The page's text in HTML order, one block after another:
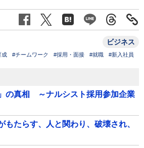
ビジネス
成 #チームワーク #採用・面接 #就職 #新入社員
の真相 ～ナルシスト採用参加企業
もたらす、人と関わり、破壊され、